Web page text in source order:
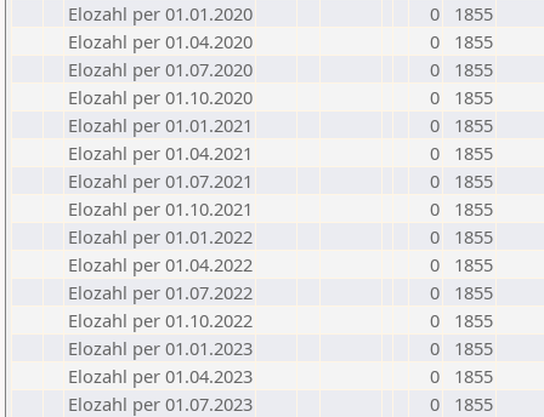
Elozahl per 01.01.2020
0
1855
Elozahl per 01.04.2020
0
1855
Elozahl per 01.07.2020
0
1855
Elozahl per 01.10.2020
0
1855
Elozahl per 01.01.2021
0
1855
Elozahl per 01.04.2021
0
1855
Elozahl per 01.07.2021
0
1855
Elozahl per 01.10.2021
0
1855
Elozahl per 01.01.2022
0
1855
Elozahl per 01.04.2022
0
1855
Elozahl per 01.07.2022
0
1855
Elozahl per 01.10.2022
0
1855
Elozahl per 01.01.2023
0
1855
Elozahl per 01.04.2023
0
1855
Elozahl per 01.07.2023
0
1855